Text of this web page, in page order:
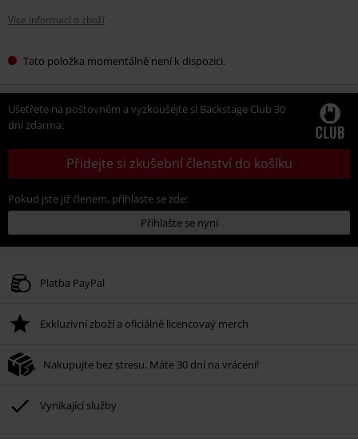
Více informací o zboží
Tato položka momentálně není k dispozici.
Ušetřete na poštovném a vyzkoušejte si Backstage Club 30
dní zdarma:
Přidejte si zkušební členství do košíku
Pokud jste již členem, přihlaste se zde:
Přihlašte se nyní
Platba PayPal
Exkluzivní zboží a oficiálně licencovaý merch
Nakupujte bez stresu. Máte 30 dní na vrácení!
Vynikající služby